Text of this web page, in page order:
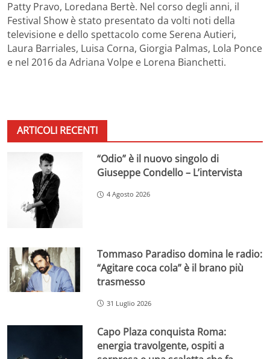
Patty Pravo, Loredana Bertè. Nel corso degli anni, il
Festival Show è stato presentato da volti noti della
televisione e dello spettacolo come Serena Autieri,
Laura Barriales, Luisa Corna, Giorgia Palmas, Lola Ponce
e nel 2016 da Adriana Volpe e Lorena Bianchetti.
ARTICOLI RECENTI
“Odio” è il nuovo singolo di
Giuseppe Condello – L’intervista
4 Agosto 2026
Tommaso Paradiso domina le radio:
“Agitare coca cola” è il brano più
trasmesso
31 Luglio 2026
Capo Plaza conquista Roma:
energia travolgente, ospiti a